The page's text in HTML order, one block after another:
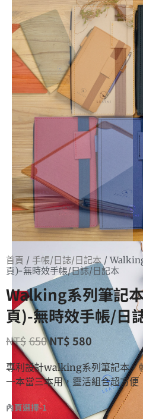
首頁 / 手帳/日誌/日記本 /
頁)-無時效手帳/日誌/日記本
Walking系列筆記
頁)-無時效手帳/日
NT$650NT$580
專利設計walking系列筆記本，
一本當三本用，靈活組合超方便
內頁選擇-1